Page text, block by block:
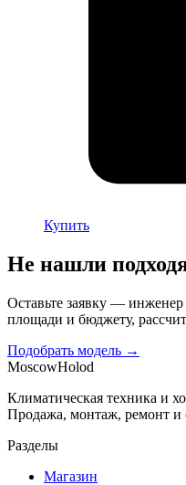
Купить
Не нашли
Оставьте заявку —
площади и бюджету,
Подобрать модель →
MoscowHolod
Климатическая техника и
Продажа, монтаж, ремонт
Разделы
Магазин